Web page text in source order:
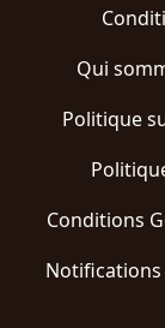
Qui
Politique
Conditions
Notifications